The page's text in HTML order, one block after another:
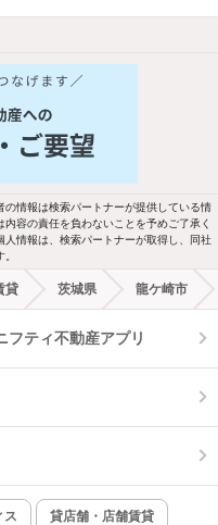
2階以上
独立洗面台
都市ガス
オートロック
インターネット無料
情報は検索パートナーが提供している情
容の責任を負わないことを予めご了承く
情報は、検索パートナーが取得し、同社
貸 茨城県 龍ケ崎市
フティ不動産アプリ
ス 貸店舗・店舗賃貸